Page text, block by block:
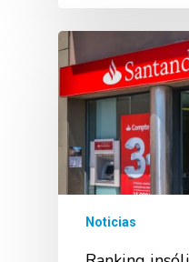
Noticias